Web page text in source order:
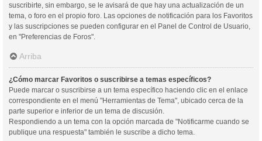
suscribirte, sin embargo, se le avisará de que hay una actualización de un
tema, o foro en el propio foro. Las opciones de notificación para los Favoritos
y las suscripciones se pueden configurar en el Panel de Control de Usuario,
en "Preferencias de Foros".
Arriba
¿Cómo marcar Favoritos o suscribirse a temas específicos?
Puede marcar o suscribirse a un tema específico haciendo clic en el enlace
correspondiente en el menú "Herramientas de Tema", ubicado cerca de la
parte superior e inferior de un tema de discusión.
Respondiendo a un tema con la opción marcada de "Notificarme cuando se
publique una respuesta" también le suscribe a dicho tema.